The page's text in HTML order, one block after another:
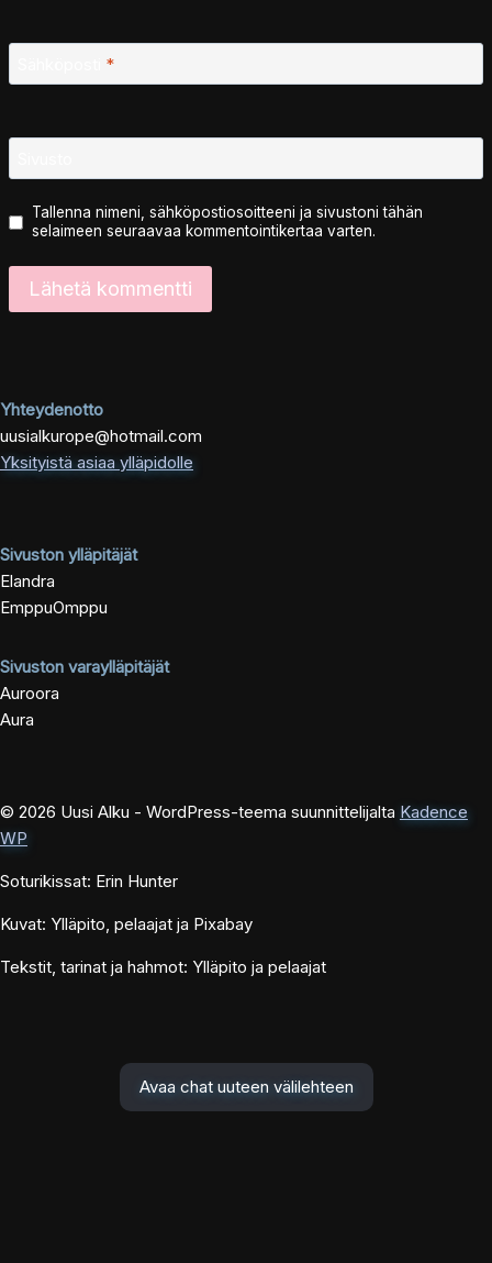
*
Tallenna nimeni, sähköpostiosoitteeni ja sivustoni tähän
selaimeen seuraavaa kommentointikertaa varten.
Yhteydenotto
uusialkurope@hotmail.com
Yksityistä asiaa ylläpidolle
Sivuston ylläpitäjät
Elandra
EmppuOmppu
Sivuston varaylläpitäjät
Auroora
Aura
© 2026 Uusi Alku - WordPress-teema suunnittelijalta Kadence
WP
Soturikissat: Erin Hunter
Kuvat: Ylläpito, pelaajat ja Pixabay
Tekstit, tarinat ja hahmot: Ylläpito ja pelaajat
Avaa chat uuteen välilehteen